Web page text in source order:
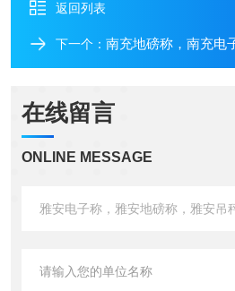
返回列表
下一个： 南充地磅称，南充电
在线留言
ONLINE MESSAGE